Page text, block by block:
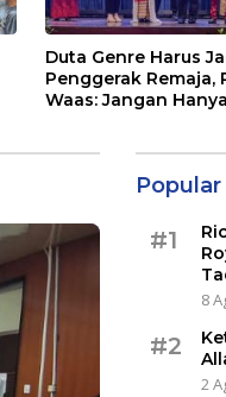
Duta Genre Harus
Penggerak Remaja,
Waas: Jangan Hanya
#1
8
#2
2